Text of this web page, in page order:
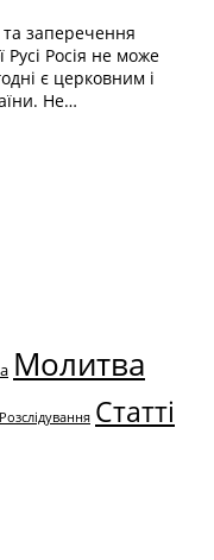
та заперечення
Русі Росія не може
є церковним і
Не…
Молитва
Розслідування Статті